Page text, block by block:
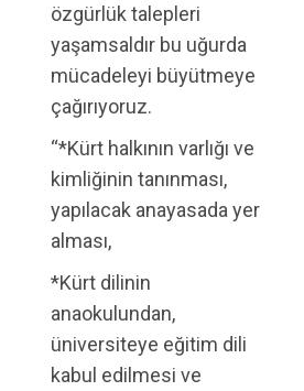
özgürlük talepleri
yaşamsaldır bu uğurda
mücadeleyi büyütmeye
çağırıyoruz.
“*Kürt halkının varlığı ve
kimliğinin tanınması,
yapılacak anayasada yer
alması,
*Kürt dilinin
anaokulundan,
üniversiteye eğitim dili
kabul edilmesi ve